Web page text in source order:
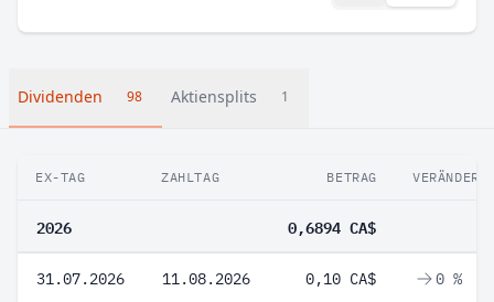
Dividenden 98 Aktiensplits 1
EX-TAG ZAHLTAG BETRAG
2026 0,6894 CA$
31.07.2026 11.08.2026 0,10 CA$ 0 %